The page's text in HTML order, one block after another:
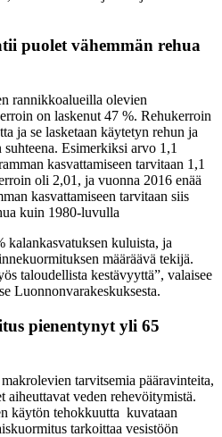
puolet vähemmän rehua
rannikkoalueilla olevien
on laskenut 47 %. Rehukerroin
ja se lasketaan käytetyn rehun ja
Esimerkiksi arvo 1,1
kasvattamiseen tarvitaan 1,1
oli 2,01, ja vuonna 2016 enää
kasvattamiseen tarvitaan siis
kuin 1980-luvulla
kalankasvatuksen kuluista, ja
määräävä tekijä.
taloudellista kestävyyttä”, valaisee
Luonnonvarakeskuksesta.
pienentynyt yli 65
tarvitsemia pääravinteita,
aiheuttavat veden rehevöitymistä.
käytön tehokkuutta kuvataan
tarkoittaa vesistöön